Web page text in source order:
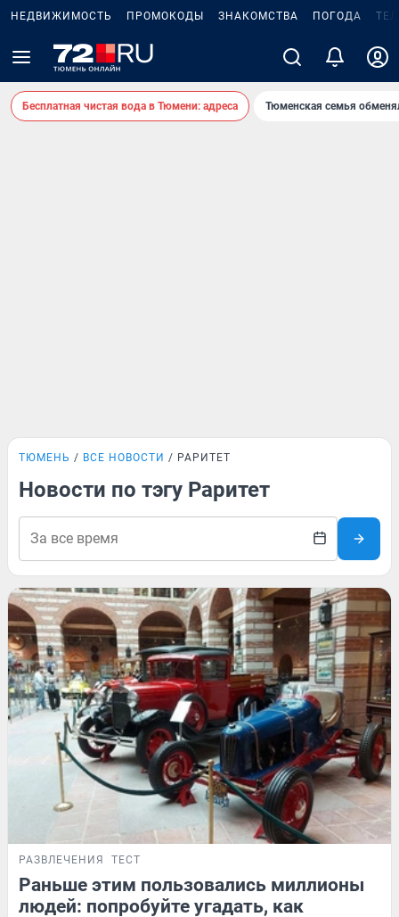
НЕДВИЖИМОСТЬ ПРОМОКОДЫ ЗНАКОМСТВА ПОГОДА
Бесплатная чистая вода в Тюмени: адреса Тюменская семья
ТЮМЕНЬ ВСЕ НОВОСТИ РАРИТЕТ
Новости по тэгу Раритет
РАЗВЛЕЧЕНИЯ ТЕСТ
Раньше этим пользовались миллионы
людей: попробуйте угадать, как